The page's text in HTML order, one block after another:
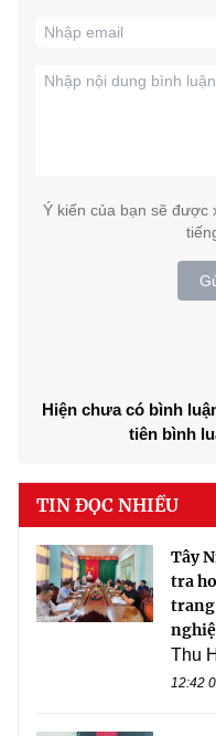
Ý kiến của bạn sẽ được
Hiện chưa có bình
tiên bình
TIN ĐỌC NHIỀU
Tây
tra
trang
Thu
12:42